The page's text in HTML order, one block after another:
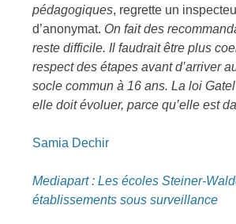
pédagogiques, regrette un
d’anonymat. On fait des
reste difficile. Il faudrait être plus
respect des étapes avant d’arriver
socle commun à 16 ans. La loi
elle doit évoluer, parce qu’elle est
Samia Dechir
Mediapart : Les écoles Steiner-
établissements sous surveillance